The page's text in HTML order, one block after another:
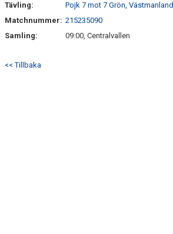
STYRELSEN
DOMARERSÄTTNING
Tävling:
Pojk 7 mot 7 Grön, Västmanland
Matchnummer: 215235090
Samling:
09:00, Centralvallen
<< Tillbaka